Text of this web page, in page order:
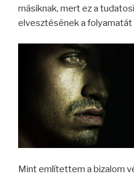
másiknak, mert ez a
elvesztésének a
Mint említettem a bizalom